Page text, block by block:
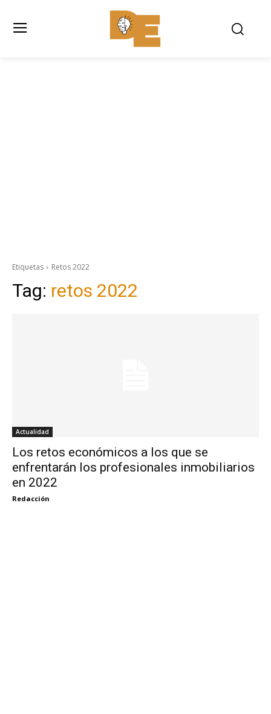
Etiquetas Retos 2022
Tag: retos 2022
Actualidad
Los retos económicos a los que se
enfrentarán los profesionales inmobiliarios
en 2022
Redacción